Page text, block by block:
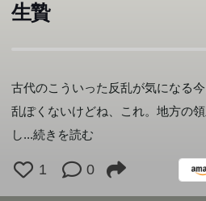
生贄
古代のこういった反乱が気になる
乱ぽくないけどね、これ。地方の
し...続きを読む
1 0